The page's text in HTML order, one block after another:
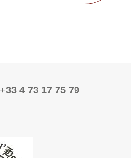
+33 4 73 17 75 79